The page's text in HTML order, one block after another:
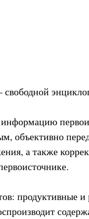
объективно
а также
продуктивные